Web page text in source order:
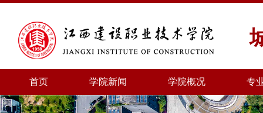
首页 学院新闻 学院概况 专